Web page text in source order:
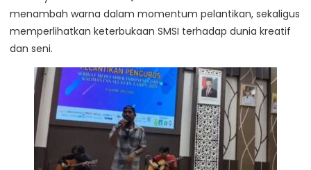
menambah warna dalam momentum pelantikan, sekaligus
memperlihatkan keterbukaan SMSI terhadap dunia kreatif
dan seni.